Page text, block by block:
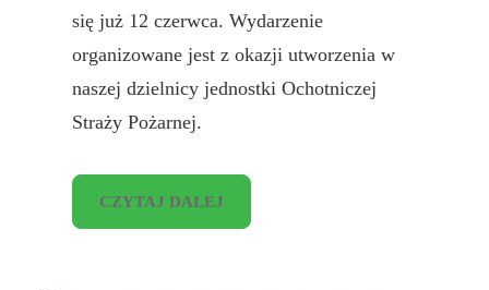
się już 12 czerwca. Wydarzenie
organizowane jest z okazji utworzenia w
naszej dzielnicy jednostki Ochotniczej
Straży Pożarnej.
CZYTAJ DALEJ